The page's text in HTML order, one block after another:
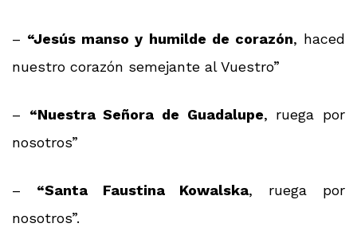
– “Jesús manso y humilde de corazón, haced
nuestro corazón semejante al Vuestro”
– “Nuestra Señora de Guadalupe, ruega por
nosotros”
– “Santa Faustina Kowalska, ruega por
nosotros”.